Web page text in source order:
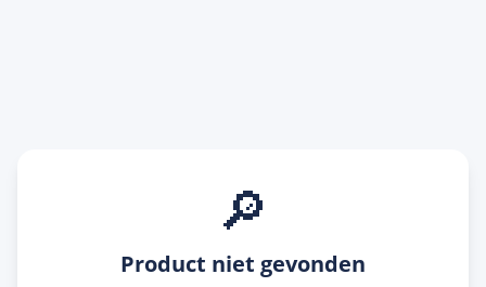
🔎
Product niet gevonden